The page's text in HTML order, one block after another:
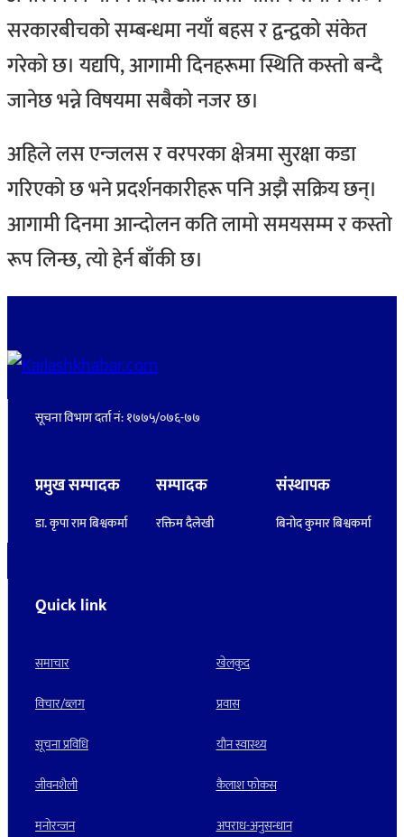
सरकारबीचको सम्बन्धमा नयाँ बहस र द्वन्द्वको संकेत
गरेको छ। यद्यपि, आगामी दिनहरूमा स्थिति कस्तो बन्दै
जानेछ भन्ने विषयमा सबैको नजर छ।
अहिले लस एन्जलस र वरपरका क्षेत्रमा सुरक्षा कडा
गरिएको छ भने प्रदर्शनकारीहरू पनि अझै सक्रिय छन्।
आगामी दिनमा आन्दोलन कति लामो समयसम्म र कस्तो
रूप लिन्छ, त्यो हेर्न बाँकी छ।
सूचना विभाग दर्ता नं: १७७५/०७६-७७
प्रमुख सम्पादक
डा. कृपा राम बिश्वकर्मा
सम्पादक
रक्तिम दैलेखी
संस्थापक
बिनोद कुमार बिश्वकर्मा
Quick link
समाचार
विचार/ब्लग
सूचना प्रविधि
जीवनशैली
मनाेरन्जन
खेलकुद
प्रवास
याैन स्वास्थ्य
कैलाश फोकस
अपराध-अनुसन्धान